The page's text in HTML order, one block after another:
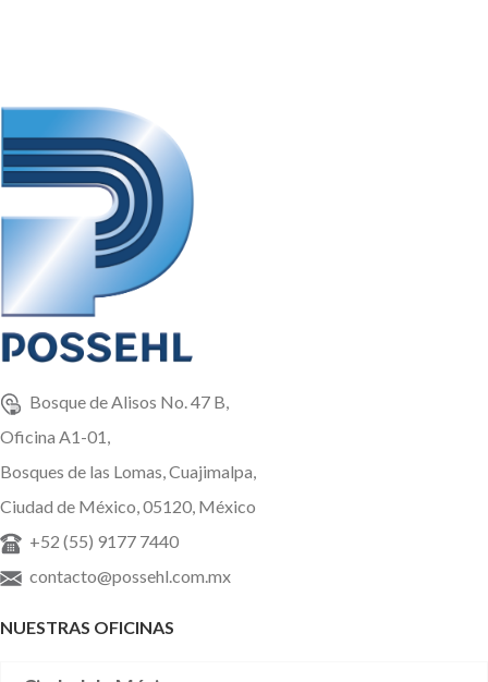
Bosque de Alisos No. 47 B,
Oficina A1-01,
Bosques de las Lomas, Cuajimalpa,
Ciudad de México, 05120, México
+52 (55) 9177 7440
contacto@possehl.com.mx
NUESTRAS OFICINAS